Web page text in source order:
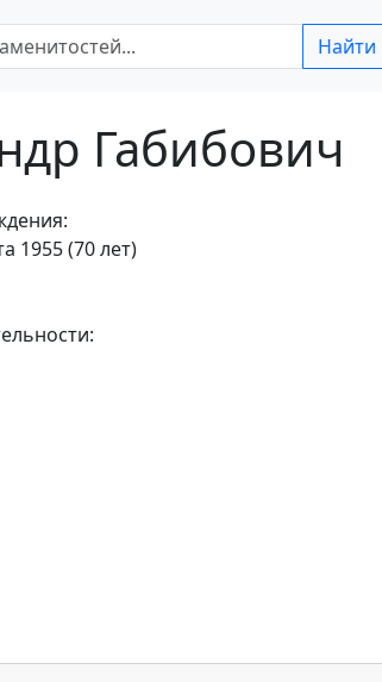
Найти
Габибович
1955 (70 лет)